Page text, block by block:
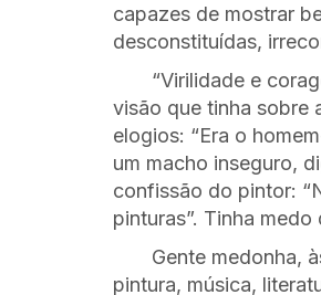
capazes de mostrar
desconstituídas,
“Virilidade e
visão que tinha sobre
elogios: “Era o
um macho inseguro,
confissão do pintor:
pinturas”. Tinha
Gente medonha,
pintura, música,